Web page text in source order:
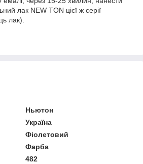
лак NEW TON цієї ж серії
лак).
Ньютон
Україна
Фіолетовий
Фарба
482